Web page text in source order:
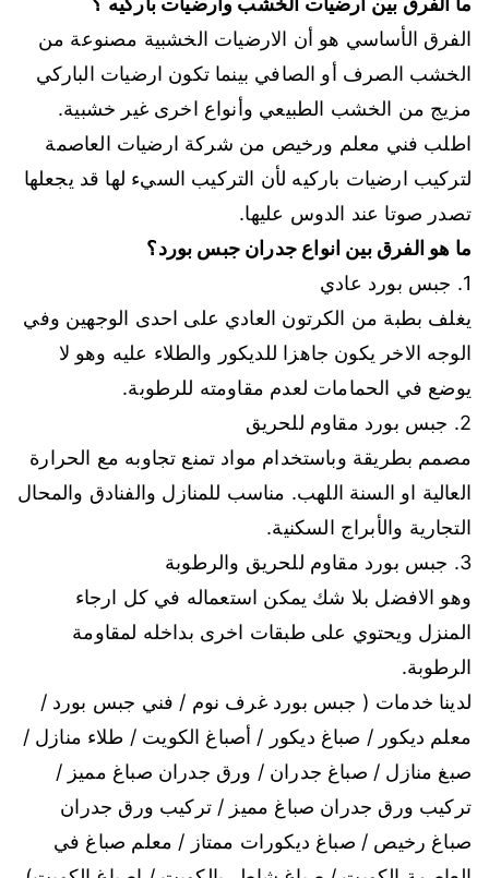
الفرق الأساسي هو أن الارضيات الخشبية مصنوعة من
الخشب الصرف أو الصافي بينما تكون ارضيات الباركي
مزيج من الخشب الطبيعي وأنواع اخرى غير خشبية.
اطلب فني معلم ورخيص من شركة ارضيات العاصمة
لتركيب ارضيات باركيه لأن التركيب السيء لها قد يجعلها
تصدر صوتا عند الدوس عليها.
ما هو الفرق بين انواع جدران جبس بورد؟
1. جبس بورد عادي
يغلف بطبة من الكرتون العادي على احدى الوجهين وفي
الوجه الاخر يكون جاهزا للديكور والطلاء عليه وهو لا
يوضع في الحمامات لعدم مقاومته للرطوبة.
2. جبس بورد مقاوم للحريق
مصمم بطريقة وباستخدام مواد تمنع تجاوبه مع الحرارة
العالية او السنة اللهب. مناسب للمنازل والفنادق والمحال
التجارية والأبراج السكنية.
3. جبس بورد مقاوم للحريق والرطوبة
وهو الافضل بلا شك يمكن استعماله في كل ارجاء
المنزل ويحتوي على طبقات اخرى بداخله لمقاومة
الرطوبة.
لدينا خدمات ( جبس بورد غرف نوم / فني جبس بورد /
معلم ديكور / صباغ ديكور / أصباغ الكويت / طلاء منازل /
صبغ منازل / صباغ جدران / ورق جدران صباغ مميز /
تركيب ورق جدران صباغ مميز / تركيب ورق جدران
صباغ رخيص / صباغ ديكورات ممتاز / معلم صباغ في